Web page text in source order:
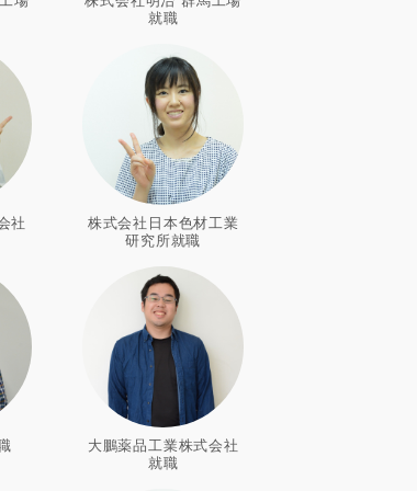
就職
社
株式会社日本色材工業
研究所就職
大鵬薬品工業株式会社
就職